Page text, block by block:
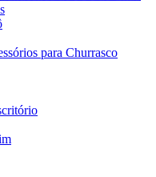
para Churrasco